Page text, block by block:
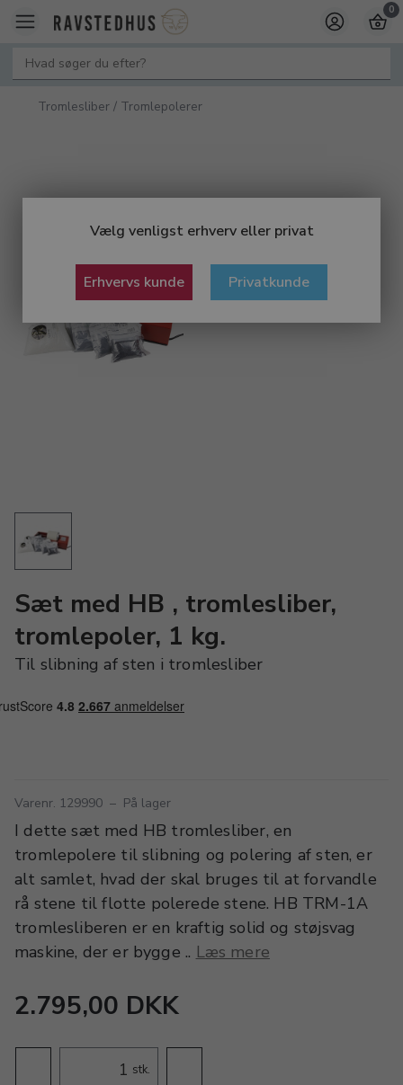
Vælg venligst erhverv eller privat
Erhvervs kunde Privatkunde
0
Tromlesliber / Tromlepolerer
Sæt med HB , tromlesliber,
tromlepoler, 1 kg.
Til slibning af sten i tromlesliber
Varenr. 129990 – På lager
I dette sæt med HB tromlesliber, en
tromlepolere til slibning og polering af sten, er
alt samlet, hvad der skal bruges til at forvandle
rå stene til flotte polerede stene. HB TRM-1A
tromlesliberen er en kraftig solid og støjsvag
maskine, der er bygge .. Læs mere
2.795,00 DKK
stk.